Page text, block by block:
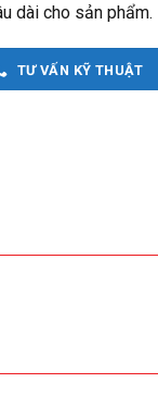
dài cho sản phẩm.
TƯ VẤN KỸ THUẬT